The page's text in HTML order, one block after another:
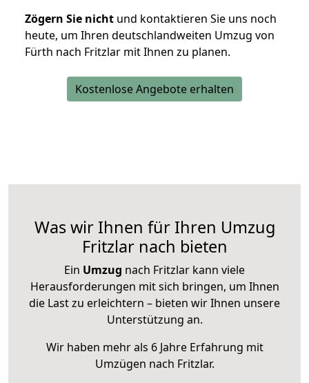
Zögern Sie nicht und kontaktieren Sie uns noch
heute, um Ihren deutschlandweiten Umzug von
Fürth nach Fritzlar mit Ihnen zu planen.
Kostenlose Angebote erhalten
Was wir Ihnen für Ihren Umzug
Fritzlar nach bieten
Ein Umzug nach Fritzlar kann viele
Herausforderungen mit sich bringen, um Ihnen
die Last zu erleichtern – bieten wir Ihnen unsere
Unterstützung an.
Wir haben mehr als 6 Jahre Erfahrung mit
Umzügen nach Fritzlar.